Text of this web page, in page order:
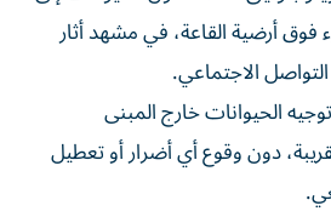
أرضية القاعة، في مشهد أثار
الاجتماعي.
الحيوانات خارج المبنى
دون وقوع أي أضرار أو تعطيل